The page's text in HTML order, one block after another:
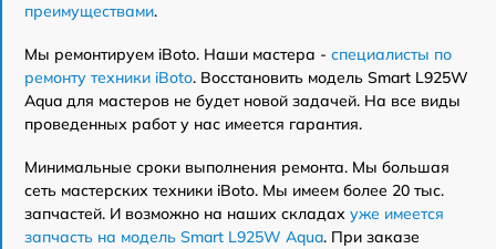
преимуществами.
Мы ремонтируем iBoto. Наши мастера - специалисты по
ремонту техники iBoto. Восстановить модель Smart L925W
Aqua для мастеров не будет новой задачей. На все виды
проведенных работ у нас имеется гарантия.
Минимальные сроки выполнения ремонта. Мы большая
сеть мастерских техники iBoto. Мы имеем более 20 тыс.
запчастей. И возможно на наших складах уже имеется
запчасть на модель Smart L925W Aqua. При заказе